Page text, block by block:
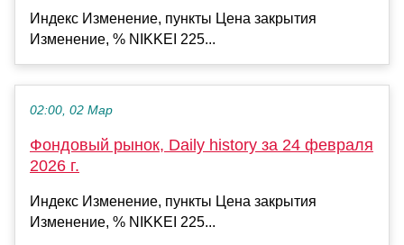
Индекс Изменение, пункты Цена закрытия
Изменение, % NIKKEI 225...
02:00, 02 Мар
Фондовый рынок, Daily history за 24 февраля
2026 г.
Индекс Изменение, пункты Цена закрытия
Изменение, % NIKKEI 225...